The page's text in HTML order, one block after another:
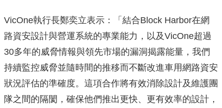
VicOne執行長鄭奕立表示：「結合Block Harbor在網
路資安設計與營運系統的專業能力，以及VicOne超過
30多年的威脅情報與領先市場的漏洞揭露能量，我們
持續監控威脅並隨時間的推移而不斷改進車用網路資安
狀況評估的準確度。這項合作將有效消除設計及維護團
隊之間的隔閡，確保他們推出更快、更有效率的設計，